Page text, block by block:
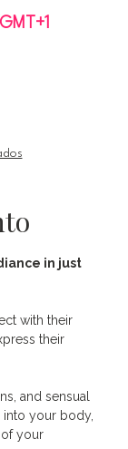
in just
with their
their
and sensual
your body,
of your